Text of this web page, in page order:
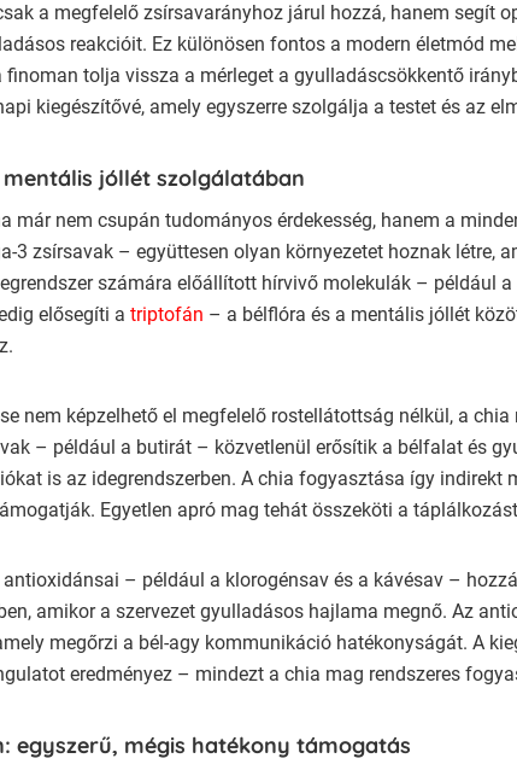
a megfelelő zsírsavarányhoz járul hozzá, hanem segít
reakcióit. Ez különösen fontos a modern életmód
tolja vissza a mérleget a gyulladáscsökkentő
kiegészítővé, amely egyszerre szolgálja a testet és az
jóllét szolgálatában
már nem csupán tudományos érdekesség, hanem a
3 zsírsavak – együttesen olyan környezetet hoznak létre,
számára előállított hírvivő molekulák – például
elősegíti a triptofán – a bélflóra és a mentális jóllét
nem képzelhető el megfelelő rostellátottság nélkül, a
– például a butirát – közvetlenül erősítik a bélfalat és
is az idegrendszerben. A chia fogyasztása így
Egyetlen apró mag tehát összeköti a
– például a klorogénsav és a kávésav –
amikor a szervezet gyulladásos hajlama megnő. Az
megőrzi a bél-agy kommunikáció hatékonyságát. A
eredményez – mindezt a chia mag rendszeres
egyszerű, mégis hatékony támogatás